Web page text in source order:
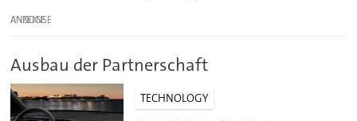
ANZEIGE
Ausbau der Partnerschaft
TECHNOLOGY